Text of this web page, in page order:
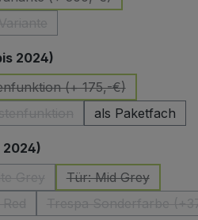
(Diese Option ist zurzeit nicht
Option ist zurzeit nicht verfügbar.)
2024)auswählen
(+ 175,-€)
(Diese Option ist zurzeit nicht
Option ist zurzeit nicht
als Paketfach
2024)auswählen
Option ist zurzeit nicht verfügbar.)
Tür: Mid Grey
(Diese Option ist
Option ist zurzeit nicht verfügbar.)
(Diese